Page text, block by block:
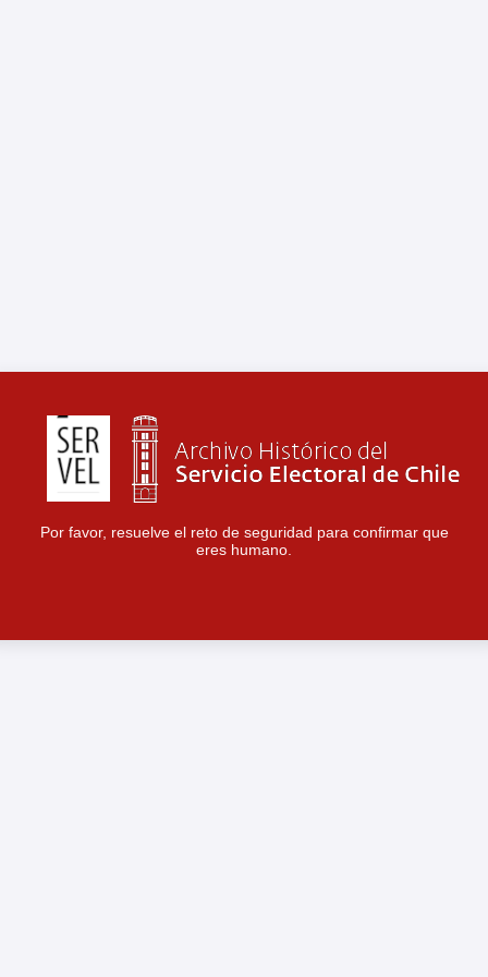
Por favor, resuelve el reto de seguridad para confirmar que
eres humano.